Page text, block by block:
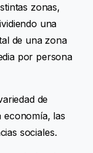
zonas,
una
de una zona
por persona
de
economía, las
sociales.